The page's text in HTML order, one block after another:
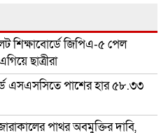
শিক্ষাবোর্ডে জিপিএ-৫ পেল
ছাত্রীরা
এসএসসিতে পাশের হার ৫৮.৩৩
পাথর অবমুক্তির দাবি,